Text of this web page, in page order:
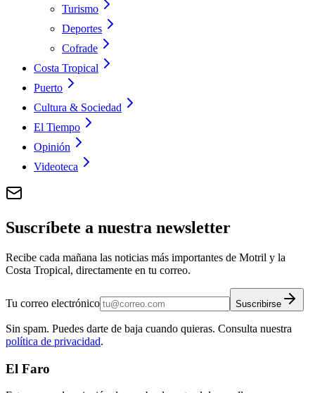
Turismo
Deportes
Cofrade
Costa Tropical
Puerto
Cultura & Sociedad
El Tiempo
Opinión
Videoteca
Suscríbete a nuestra newsletter
Recibe cada mañana las noticias más importantes de Motril y la
Costa Tropical, directamente en tu correo.
Tu correo electrónico Suscribirse
Sin spam. Puedes darte de baja cuando quieras. Consulta nuestra
política de privacidad.
El Faro